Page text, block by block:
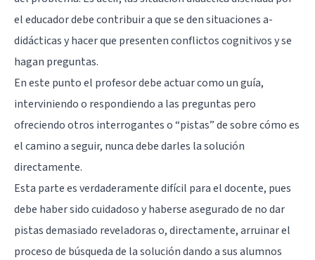
el educador debe contribuir a que se den situaciones a-
didácticas y hacer que presenten conflictos cognitivos y se
hagan preguntas.
En este punto el profesor debe actuar como un guía,
interviniendo o respondiendo a las preguntas pero
ofreciendo otros interrogantes o “pistas” de sobre cómo es
el camino a seguir, nunca debe darles la solución
directamente.
Esta parte es verdaderamente difícil para el docente, pues
debe haber sido cuidadoso y haberse asegurado de no dar
pistas demasiado reveladoras o, directamente, arruinar el
proceso de búsqueda de la solución dando a sus alumnos